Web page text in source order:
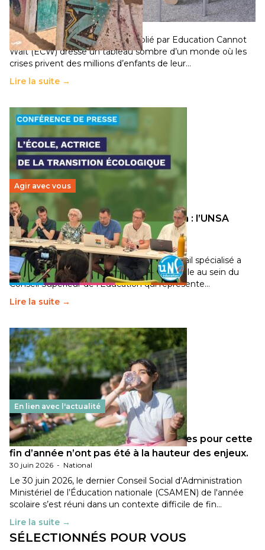
population
11 juillet 2026- National
Un nouveau rapport mondial publié par Education Cannot
Wait (ECW) dresse un tableau sombre d’un monde où les
crises privent des millions d’enfants de leur…
Lire la suite →
Agir avec vous
Transition écologique de l’éducation : l’UNSA
Éducation fait bouger les lignes
30 juin 2026-National
Pendant plusieurs mois, un groupe de travail spécialisé a
travaillé sur la transition écologique de l’Ecole au sein du
Conseil Supérieur de l’Éducation qui représente…
Lire la suite →
En lien avec l'actualité
Les décisions ministérielles attendues pour cette
fin d’année n’ont pas été à la hauteur des enjeux.
30 juin 2026 - National
Le 30 juin 2026, le dernier Conseil Social d’Administration
Ministériel de l’Éducation nationale (CSAMEN) de l'année
scolaire s’est réuni dans un contexte difficile de fin…
Lire la suite →
SÉLECTIONNÉS POUR VOUS